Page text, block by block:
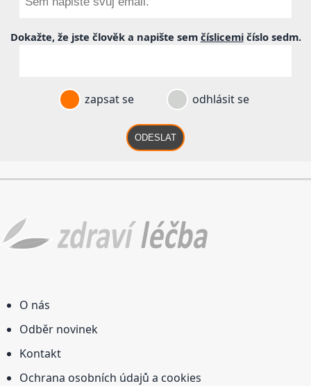
Dokažte, že jste člověk a napište sem číslicemičíslo sedm.
zapsat se odhlásit se
ODESLAT
O nás
Odběr novinek
Kontakt
Ochrana osobních údajů a cookies